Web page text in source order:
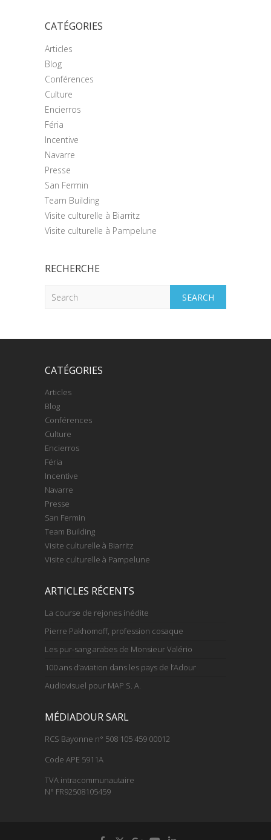
CATÉGORIES
Articles
Blog
Conférences
Culture
Encierros
Féria
Incentive
Navarre
Presse
San Fermin
Team Building
Visite culturelle à Biarritz
Visite culturelle à Pampelune
RECHERCHE
Search
CATÉGORIES
Articles
Blog
Conférences
Culture
Encierros
Féria
Incentive
Navarre
Presse
San Fermin
Team Building
Visite culturelle à Biarritz
Visite culturelle à Pampelune
ARTICLES RÉCENTS
La course de rejones inédite
Pierre Pakhomoff, profession cosaque
Les pur-sang arabes de Monsieur Valério
100 ans d’aviation dans les pays de l’Adour
Audiovisuel pour MAP S. A.
MÉDIADOUR SARL
RCS Bayonne n° 508 105 459 00012
Code APE 5911A
TVA intracommunautaire
N° FR92508105459